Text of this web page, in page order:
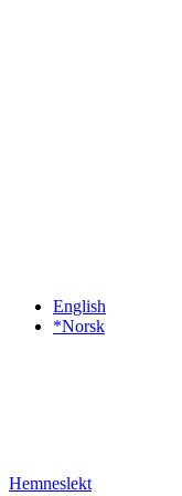
English
*Norsk
Hemneslekt